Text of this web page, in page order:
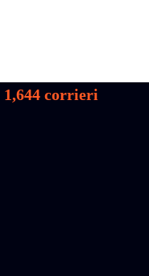
1,644 corrieri